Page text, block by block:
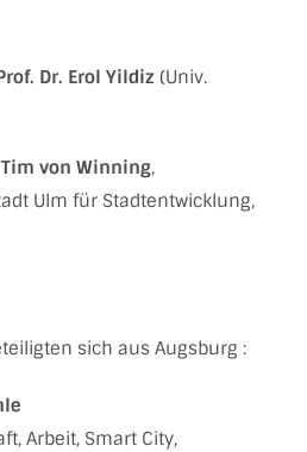
Dr. Erol Yildiz (Univ.
Tim von Winning,
Ulm für Stadtentwicklung,
sich aus Augsburg :
Arbeit, Smart City,